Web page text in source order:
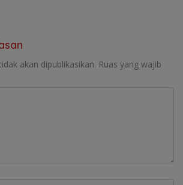
akan dipublikasikan. Ruas yang wajib